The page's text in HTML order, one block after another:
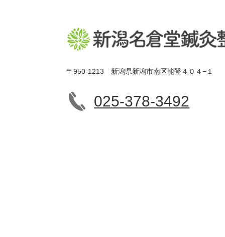
〒950-1213 新潟県新潟市南区能登４０４−１
025-378-3492